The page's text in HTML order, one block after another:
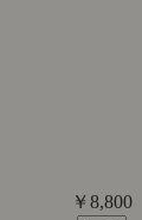
￥8,800